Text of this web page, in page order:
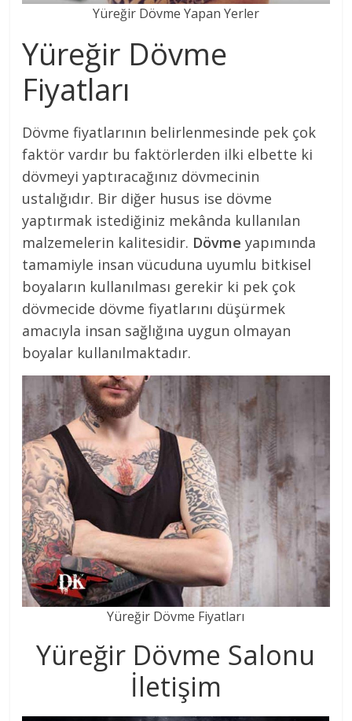
Yüreğir Dövme Yapan Yerler
Yüreğir Dövme
Fiyatları
Dövme fiyatlarının belirlenmesinde pek çok
faktör vardır bu faktörlerden ilki elbette ki
dövmeyi yaptıracağınız dövmecinin
ustalığıdır. Bir diğer husus ise dövme
yaptırmak istediğiniz mekânda kullanılan
malzemelerin kalitesidir. Dövme yapımında
tamamiyle insan vücuduna uyumlu bitkisel
boyaların kullanılması gerekir ki pek çok
dövmecide dövme fiyatlarını düşürmek
amacıyla insan sağlığına uygun olmayan
boyalar kullanılmaktadır.
Yüreğir Dövme Fiyatları
Yüreğir Dövme Salonu
İletişim